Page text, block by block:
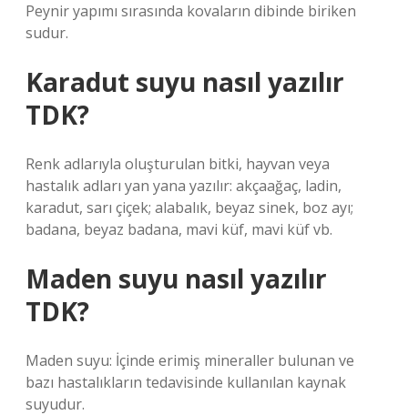
Peynir yapımı sırasında kovaların dibinde biriken
sudur.
Karadut suyu nasıl yazılır
TDK?
Renk adlarıyla oluşturulan bitki, hayvan veya
hastalık adları yan yana yazılır: akçaağaç, ladin,
karadut, sarı çiçek; alabalık, beyaz sinek, boz ayı;
badana, beyaz badana, mavi küf, mavi küf vb.
Maden suyu nasıl yazılır
TDK?
Maden suyu: İçinde erimiş mineraller bulunan ve
bazı hastalıkların tedavisinde kullanılan kaynak
suyudur.